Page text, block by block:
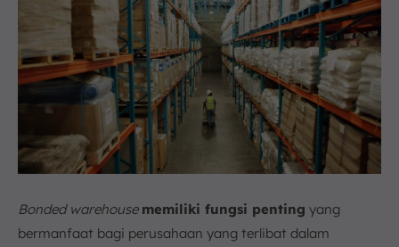
Bonded warehouse memiliki fungsi penting yang
bermanfaat bagi perusahaan yang terlibat dalam